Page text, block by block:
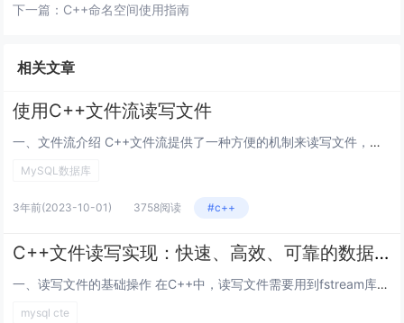
下一篇： C++命名空间使用指南
相关文章
使用C++文件流读写文件
一、文件流介绍 C++文件流提供了一种方便的机制来读写文件，并且支持二进制和文本格式的文件。流是一种抽象的数据类型，用于...
MySQL数据库
3年前(2023-10-01) 3758阅读 #c++
C++文件读写实现：快速、高效、可靠的数据存储和读取
一、读写文件的基础操作 在C++中，读写文件需要用到fstream库，包含在头文件中。使用fstream，需构建一个f...
mysql cte